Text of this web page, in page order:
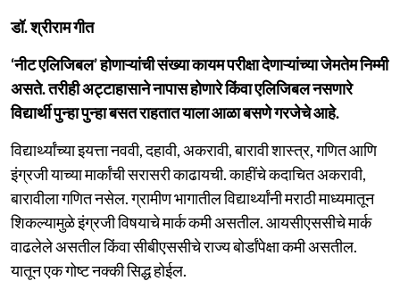
डॉ. श्रीराम गीत
‘नीट एलिजिबल’ होणाऱ्यांची संख्या कायम परीक्षा देणाऱ्यांच्या जेमतेम निम्मी
असते. तरीही अट्टाहासाने नापास होणारे किंवा एलिजिबल नसणारे
विद्यार्थी पुन्हा पुन्हा बसत राहतात याला आळा बसणे गरजेचे आहे.
विद्यार्थ्यांच्या इयत्ता नववी, दहावी, अकरावी, बारावी शास्त्र, गणित आणि
इंग्रजी याच्या मार्कांची सरासरी काढायची. काहींचे कदाचित अकरावी,
बारावीला गणित नसेल. ग्रामीण भागातील विद्यार्थ्यांनी मराठी माध्यमातून
शिकल्यामुळे इंग्रजी विषयाचे मार्क कमी असतील. आयसीएससीचे मार्क
वाढलेले असतील किंवा सीबीएससीचे राज्य बोर्डांपेक्षा कमी असतील.
यातून एक गोष्ट नक्की सिद्ध होईल.